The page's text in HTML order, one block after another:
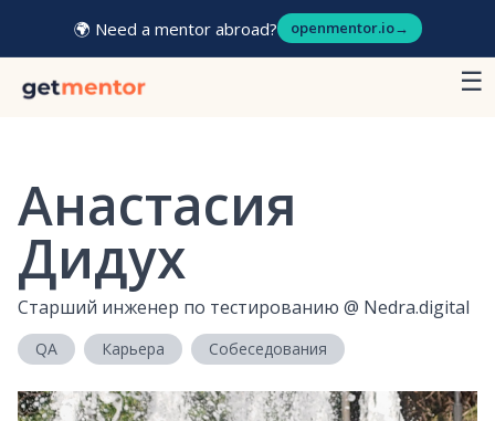
🌍 Need a mentor abroad? openmentor.io→
☰
Анастасия
Дидух
Старший инженер по тестированию @ Nedra.digital
QA Карьера Собеседования